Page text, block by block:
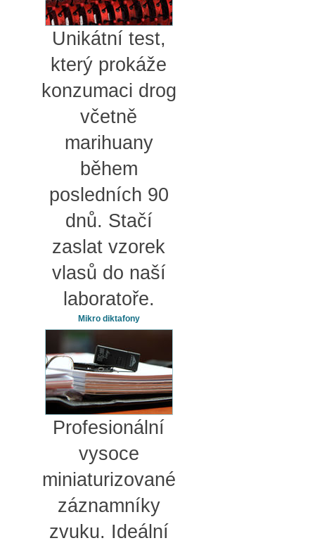
Unikátní test,
který prokáže
konzumaci drog
včetně
marihuany
během
posledních 90
dnů. Stačí
zaslat vzorek
vlasů do naší
laboratoře.
Mikro diktafony
Profesionální
vysoce
miniaturizované
záznamníky
zvuku. Ideální